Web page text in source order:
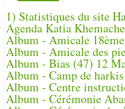
1) Statistiques du site
Agenda Katia Khemache
Album - Amicale
Album - Amicale des
Album - Bias (47) 12
Album - Camp de
Album - Centre
Album - Cérémonie